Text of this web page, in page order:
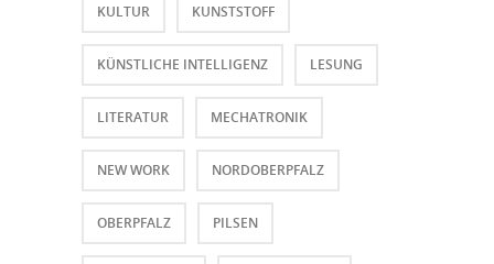
KULTUR KUNSTSTOFF
KÜNSTLICHE INTELLIGENZ LESUNG
LITERATUR MECHATRONIK
NEW WORK NORDOBERPFALZ
OBERPFALZ PILSEN